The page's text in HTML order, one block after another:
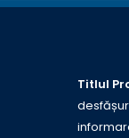
Titlul